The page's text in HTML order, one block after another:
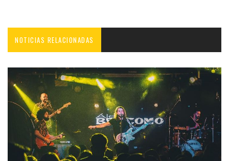
NOTICIAS RELACIONADAS